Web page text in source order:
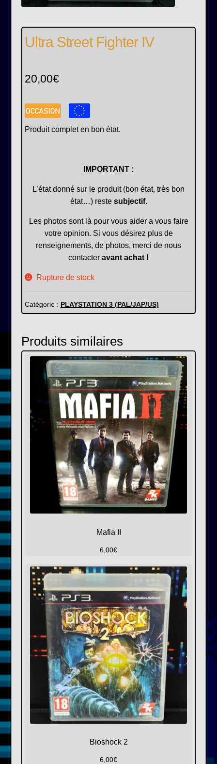
Ultra Street Fighter IV
20,00€
Produit complet en bon état.
IMPORTANT :
L’état donné sur le produit (bon état, très bon
état…) reste subjectif.
Les photos sont là pour vous aider a vous faire
votre opinion. Si vous désirez plus de
renseignements, de photos, merci de nous
contacter avant achat !
Rupture de stock
Catégorie : PLAYSTATION 3 (PAL/JAP/US)
Produits similaires
Mafia II
6,00€
Bioshock 2
6,00€